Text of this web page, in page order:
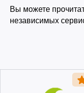
Вы можете
независимых